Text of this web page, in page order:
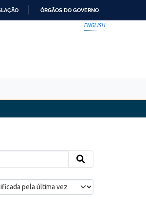
ÓRGÃOS DO GOVERNO
ENGLISH